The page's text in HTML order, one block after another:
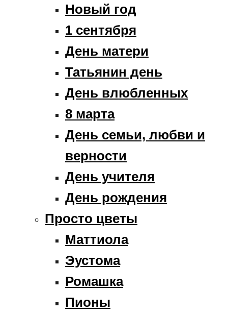
Новый год
1 сентября
День матери
Татьянин день
День влюбленных
8 марта
День семьи, любви и
верности
День учителя
День рождения
Просто цветы
Маттиола
Эустома
Ромашка
Пионы